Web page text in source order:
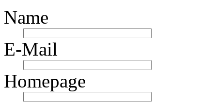
Name
E-Mail
Homepage